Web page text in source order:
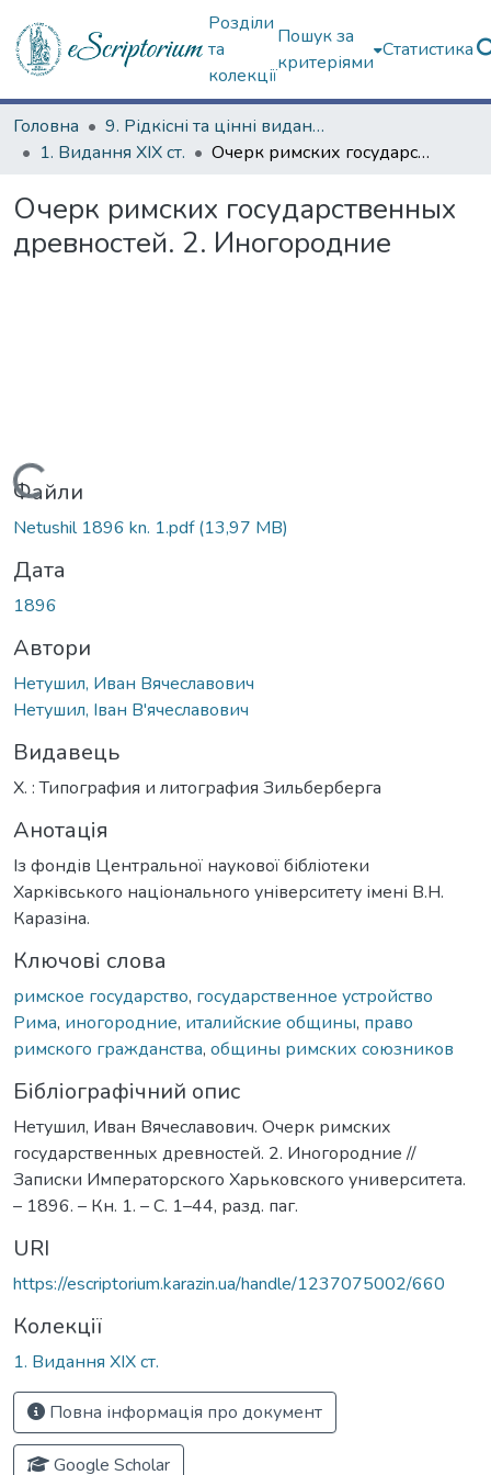
Розділи
та
колекції
Пошук за
критеріями
Статистика
Головна
9. Рідкісні та цінні видання
1. Видання ХІХ ст.
Очерк римских государственных древностей. 2. Иногородние
Очерк римских государственных
древностей. 2. Иногородние
Вантажиться...
Файли
Netushil 1896 kn. 1.pdf(13,97 MB)
Дата
1896
Автори
Нетушил, Иван Вячеславович
Нетушил, Іван В'ячеславович
Видавець
Х. : Типография и литография Зильберберга
Анотація
Із фондів Центральної наукової бібліотеки
Харківського національного університету імені В.Н.
Каразіна.
Ключові слова
римское государство, государственное устройство
Рима, иногородние, италийские общины, право
римского гражданства, общины римских союзников
Бібліографічний опис
Нетушил, Иван Вячеславович. Очерк римских
государственных древностей. 2. Иногородние //
Записки Императорского Харьковского университета.
– 1896. – Кн. 1. – С. 1–44, разд. паг.
URI
https://escriptorium.karazin.ua/handle/1237075002/660
Колекції
1. Видання ХІХ ст.
Повна інформація про документ
Google Scholar